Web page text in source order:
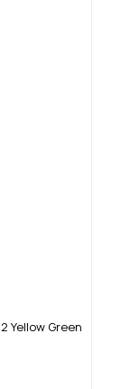
Yellow Green